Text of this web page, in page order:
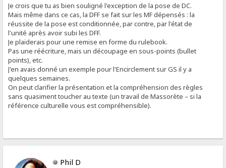
Je crois que tu as bien souligné l'exception de la pose de DC.
Mais même dans ce cas, la DFF se fait sur les MF dépensés : la
réussite de la pose est conditionnée, par contre, par l'état de
l'unité après avoir subi les DFF.
Je plaiderais pour une remise en forme du rulebook.
Pas une réécriture, mais un découpage en sous-points (bullet
points), etc.
J'en avais donné un exemple pour l'Encirclement sur GS il y a
quelques semaines.
On peut clarifier la présentation et la compréhension des règles
sans quasiment toucher au texte (un travail de Massorète – si la
référence culturelle vous est compréhensible).
Phil D